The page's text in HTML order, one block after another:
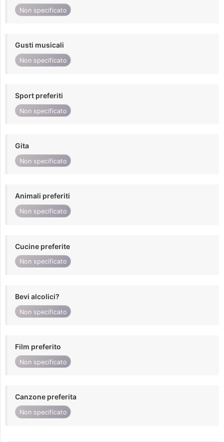
Non specificato
Gusti musicali
Non specificato
Sport preferiti
Non specificato
Gita
Non specificato
Animali preferiti
Non specificato
Cucine preferite
Non specificato
Bevi alcolici?
Non specificato
Film preferito
Non specificato
Canzone preferita
Non specificato